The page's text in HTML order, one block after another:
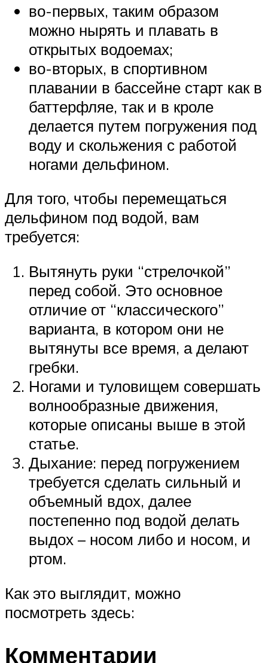
во-первых, таким образом
можно нырять и плавать в
открытых водоемах;
во-вторых, в спортивном
плавании в бассейне старт как в
баттерфляе, так и в кроле
делается путем погружения под
воду и скольжения с работой
ногами дельфином.
Для того, чтобы перемещаться
дельфином под водой, вам
требуется:
Вытянуть руки “стрелочкой”
перед собой. Это основное
отличие от “классического”
варианта, в котором они не
вытянуты все время, а делают
гребки.
Ногами и туловищем совершать
волнообразные движения,
которые описаны выше в этой
статье.
Дыхание: перед погружением
требуется сделать сильный и
объемный вдох, далее
постепенно под водой делать
выдох – носом либо и носом, и
ртом.
Как это выглядит, можно
посмотреть здесь:
Комментарии